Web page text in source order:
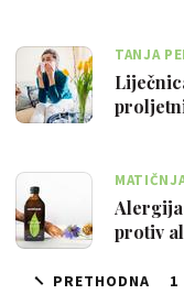
TANJA
MEDICINE
protiv
PRETHODNA 1